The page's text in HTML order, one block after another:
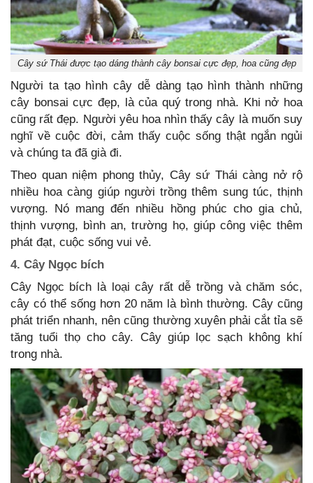
Cây sứ Thái được tạo dáng thành cây bonsai cực đẹp, hoa cũng đẹp
Người ta tạo hình cây dễ dàng tạo hình thành những
cây bonsai cực đẹp, là của quý trong nhà. Khi nở hoa
cũng rất đẹp. Người yêu hoa nhìn thấy cây là muốn suy
nghĩ về cuộc đời, cảm thấy cuộc sống thật ngắn ngủi
và chúng ta đã già đi.
Theo quan niệm phong thủy, Cây sứ Thái càng nở rộ
nhiều hoa càng giúp người trồng thêm sung túc, thịnh
vượng. Nó mang đến nhiều hồng phúc cho gia chủ,
thịnh vượng, bình an, trường họ, giúp công việc thêm
phát đạt, cuộc sống vui vẻ.
4. Cây Ngọc bích
Cây Ngọc bích là loại cây rất dễ trồng và chăm sóc,
cây có thể sống hơn 20 năm là bình thường. Cây cũng
phát triển nhanh, nên cũng thường xuyên phải cắt tỉa sẽ
tăng tuổi thọ cho cây. Cây giúp lọc sạch không khí
trong nhà.